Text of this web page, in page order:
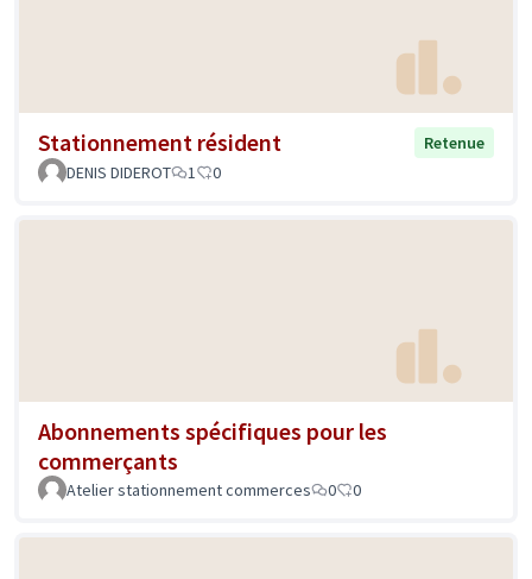
Stationnement résident
Retenue
DENIS DIDEROT
1 0
Abonnements spécifiques pour les
commerçants
Atelier stationnement commerces 0 0